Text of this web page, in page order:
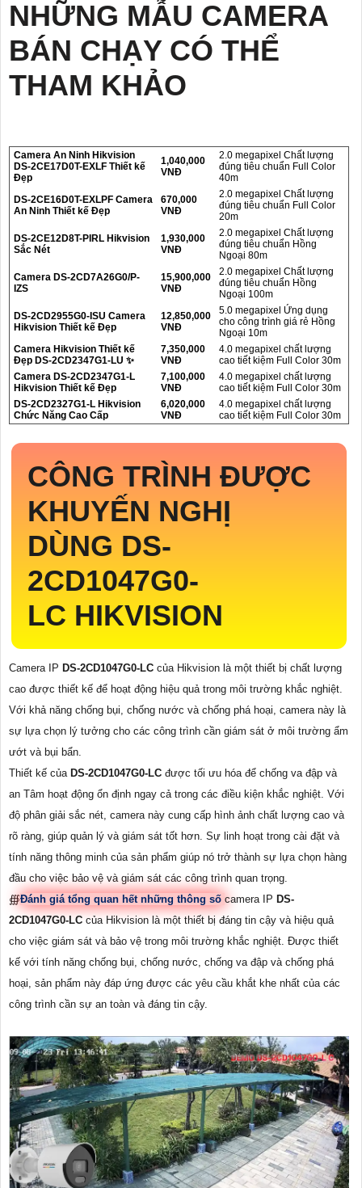
NHỮNG MẪU CAMERA
BÁN CHẠY CÓ THỂ
THAM KHẢO
Camera An Ninh Hikvision
DS-2CE17D0T-EXLF Thiết kế
Đẹp
1,040,000
VNĐ
2.0 megapixel Chất lượng
đúng tiêu chuẩn Full Color
40m
DS-2CE16D0T-EXLPF Camera
An Ninh Thiết kế Đẹp
670,000
VNĐ
2.0 megapixel Chất lượng
đúng tiêu chuẩn Full Color
20m
DS-2CE12D8T-PIRL Hikvision
Sắc Nét
1,930,000
VNĐ
2.0 megapixel Chất lượng
đúng tiêu chuẩn Hồng
Ngoại 80m
Camera DS-2CD7A26G0/P-
IZS
15,900,000
VNĐ
2.0 megapixel Chất lượng
đúng tiêu chuẩn Hồng
Ngoại 100m
DS-2CD2955G0-ISU Camera
Hikvision Thiết kế Đẹp
12,850,000
VNĐ
5.0 megapixel Ứng dụng
cho công trình giá rẻ Hồng
Ngoại 10m
Camera Hikvision Thiết kế
Đẹp DS-2CD2347G1-LU ✨
7,350,000
VNĐ
4.0 megapixel chất lượng
cao tiết kiệm Full Color 30m
Camera DS-2CD2347G1-L
Hikvision Thiết kế Đẹp
7,100,000
VNĐ
4.0 megapixel chất lượng
cao tiết kiệm Full Color 30m
DS-2CD2327G1-L Hikvision
Chức Năng Cao Cấp
6,020,000
VNĐ
4.0 megapixel chất lượng
cao tiết kiệm Full Color 30m
CÔNG TRÌNH ĐƯỢC
KHUYẾN NGHỊ
DÙNG DS-
2CD1047G0-
LC HIKVISION
Camera IP DS-2CD1047G0-LC của Hikvision là một thiết bị chất lượng
cao được thiết kế để hoạt động hiệu quả trong môi trường khắc nghiệt.
Với khả năng chống bụi, chống nước và chống phá hoại, camera này là
sự lựa chọn lý tưởng cho các công trình cần giám sát ở môi trường ẩm
ướt và bụi bẩn.
Thiết kế của DS-2CD1047G0-LC được tối ưu hóa để chống va đập và
an Tâm hoạt động ổn định ngay cả trong các điều kiện khắc nghiệt. Với
độ phân giải sắc nét, camera này cung cấp hình ảnh chất lượng cao và
rõ ràng, giúp quản lý và giám sát tốt hơn. Sự linh hoạt trong cài đặt và
tính năng thông minh của sản phẩm giúp nó trở thành sự lựa chọn hàng
đầu cho việc bảo vệ và giám sát các công trình quan trọng.
∰Đánh giá tổng quan hết những thông số camera IP DS-
2CD1047G0-LC của Hikvision là một thiết bị đáng tin cậy và hiệu quả
cho việc giám sát và bảo vệ trong môi trường khắc nghiệt. Được thiết
kế với tính năng chống bụi, chống nước, chống va đập và chống phá
hoại, sản phẩm này đáp ứng được các yêu cầu khắt khe nhất của các
công trình cần sự an toàn và đáng tin cậy.